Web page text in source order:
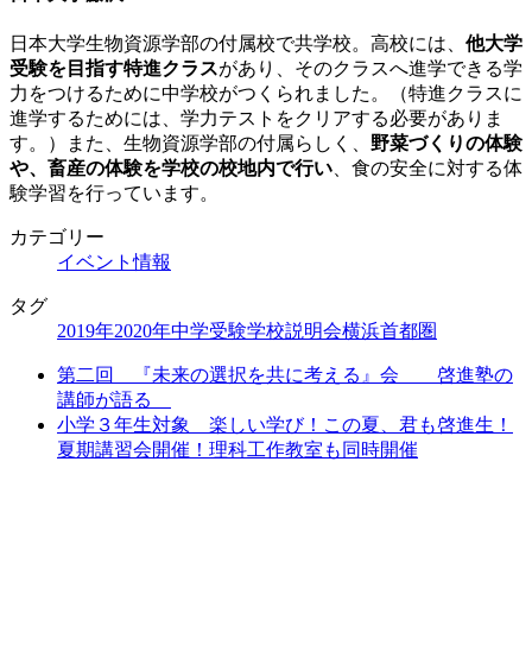
日本大学生物資源学部の付属校で共学校。高校には、 他大学
受験を目指す特進クラスがあり、そのクラスへ進学できる学
力をつけるために中学校がつくられました。（特進クラスに
進学するためには、学力テストをクリアする必要がありま
す。）また、生物資源学部の付属らしく、 野菜づくりの体験
や、畜産の体験を学校の校地内で行い 、食の安全に対する体
験学習を行っています。
カテゴリー
イベント情報
タグ
2019年2020年中学受験学校説明会横浜首都圏
第二回 『未来の選択を共に考える』会 啓進塾の
講師が語る
小学３年生対象 楽しい学び！この夏、君も啓進生！
夏期講習会開催！理科工作教室も同時開催